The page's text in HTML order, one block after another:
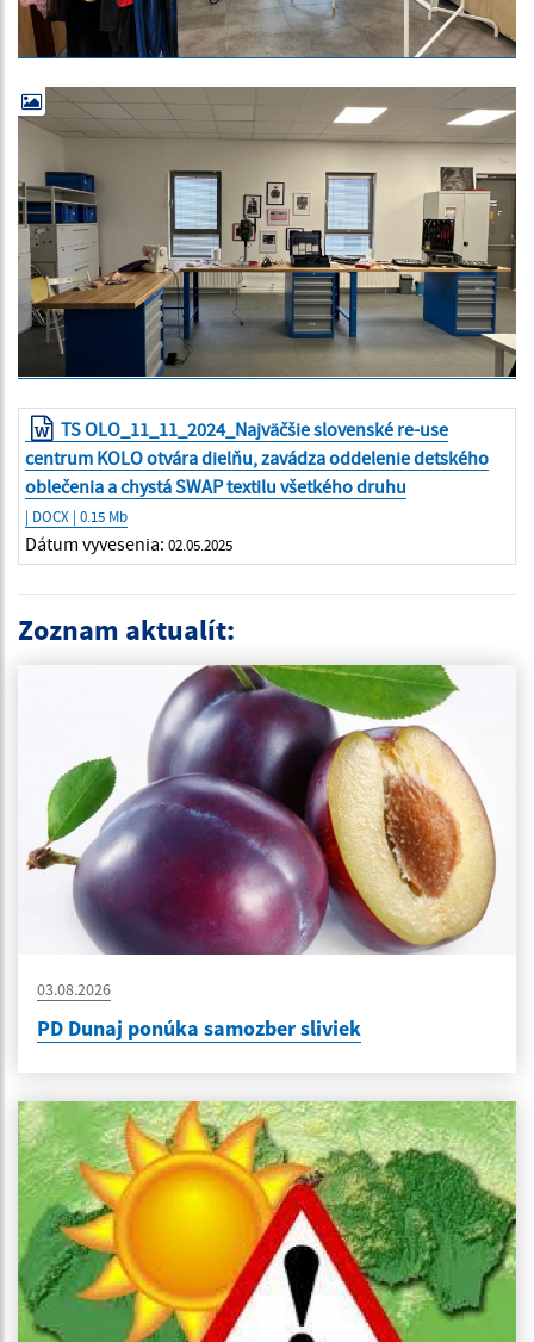
TS OLO_11_11_2024_Najväčšie slovenské re-use
centrum KOLO otvára dielňu, zavádza oddelenie detského
oblečenia a chystá SWAP textilu všetkého druhu
| DOCX | 0.15 Mb
Dátum vyvesenia: 02.05.2025
Zoznam aktualít:
03.08.2026
PD Dunaj ponúka samozber sliviek